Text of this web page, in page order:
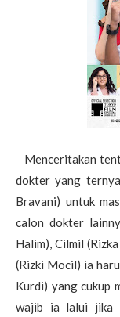
Menceritakan
dokter yang
Bravani) untuk
calon dokter
Halim), Cilmil
(Rizki Mocil) ia
Kurdi) yang cukup
wajib ia lalui jika